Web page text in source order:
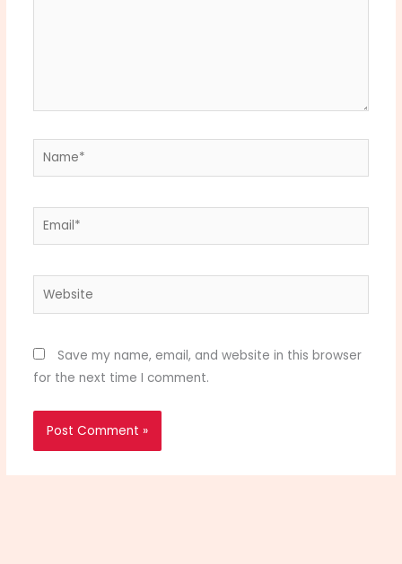
Name*
Email*
Website
Save my name, email, and website in this browser
for the next time I comment.